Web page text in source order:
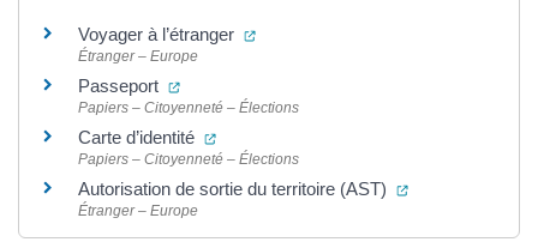
Voyager à l’étranger (ouverture dans un nouvel onglet)
Étranger – Europe
Passeport (ouverture dans un nouvel onglet)
Papiers – Citoyenneté – Élections
Carte d’identité (ouverture dans un nouvel onglet)
Papiers – Citoyenneté – Élections
Autorisation de sortie du territoire (AST) (ouverture dans
Étranger – Europe